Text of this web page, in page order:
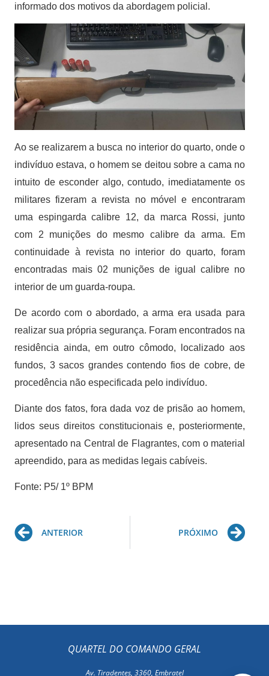
informado dos motivos da abordagem policial.
Ao se realizarem a busca no interior do quarto, onde o
indivíduo estava, o homem se deitou sobre a cama no
intuito de esconder algo, contudo, imediatamente os
militares fizeram a revista no móvel e encontraram
uma espingarda calibre 12, da marca Rossi, junto
com 2 munições do mesmo calibre da arma. Em
continuidade à revista no interior do quarto, foram
encontradas mais 02 munições de igual calibre no
interior de um guarda-roupa.
De acordo com o abordado, a arma era usada para
realizar sua própria segurança. Foram encontrados na
residência ainda, em outro cômodo, localizado aos
fundos, 3 sacos grandes contendo fios de cobre, de
procedência não especificada pelo indivíduo.
Diante dos fatos, fora dada voz de prisão ao homem,
lidos seus direitos constitucionais e, posteriormente,
apresentado na Central de Flagrantes, com o material
apreendido, para as medidas legais cabíveis.
Fonte: P5/ 1º BPM
Prev
ANTERIOR PRÓXIMO
QUARTEL DO COMANDO GERAL
Av. Tiradentes, 3360, Embratel